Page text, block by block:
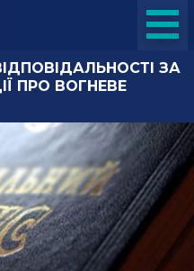
ЗА
ПРО ВОГНЕВЕ